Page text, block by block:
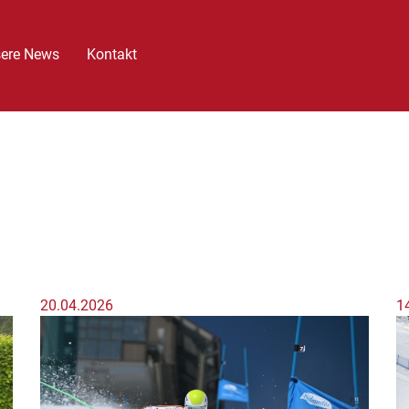
News Kontakt
20.04.2026